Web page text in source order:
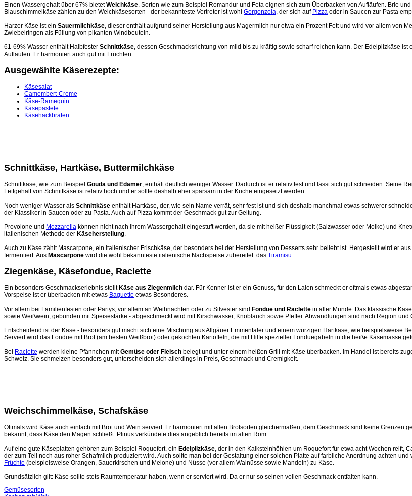
Einen Wassergehalt über 67% bietetWeichkäse. Sorten wie zum Beispiel Romandur und Feta eignen sich zum Überbacken von Aufläufen. Brie
Blauschimmelkäse zählen zu den Weichkäsesorten - der bekannteste Vertreter ist wohl Gorgonzola, der sich auf Pizza oder in Saucen zur Pasta
Harzer Käse ist ein Sauermilchkäse, dieser enthält aufgrund seiner Herstellung aus Magermilch nur etwa ein Prozent Fett und wird vor allem von
Zwiebelringen als Füllung von pikanten Windbeuteln.
61-69% Wasser enthält Halbfester Schnittkäse, dessen Geschmacksrichtung von mild bis zu kräftig sowie scharf reichen kann. Der Edelpilzkäse
Aufläufen. Er harmoniert auch gut mit Früchten.
Ausgewählte Käserezepte:
Käsesalat
Camembert-Creme
Käse-Ramequin
Käsepastete
Käsehackbraten
Schnittkäse, Hartkäse, Buttermilchkäse
Schnittkäse, wie zum Beispiel Gouda und Edamer , enthält deutlich weniger Wasser. Dadurch ist er relativ fest und lässt sich gut schneiden. Seine
Fettgehalt von Schnittkäse ist relativ hoch und er sollte deshalb eher sparsam in der Küche eingesetzt werden.
Noch weniger Wasser als Schnittkäse enthält Hartkäse, der, wie sein Name verrät, sehr fest ist und sich deshalb manchmal etwas schwerer
der Klassiker in Saucen oder zu Pasta. Auch auf Pizza kommt der Geschmack gut zur Geltung.
Provolone und Mozzarella können nicht nach ihrem Wassergehalt eingestuft werden, da sie mit heißer Flüssigkeit (Salzwasser oder Molke) und
italienischen Methode der Käseherstellung
Auch zu Käse zählt Mascarpone, ein italienischer Frischkäse, der besonders bei der Herstellung von Desserts sehr beliebt ist. Hergestellt wird er
fermentiert. Aus Mascarpone wird die wohl bekannteste italienische Nachspeise zubereitet: das Tiramisu
Ziegenkäse, Käsefondue, Raclette
Ein besonders Geschmackserlebnis stelltKäse aus Ziegenmilch dar. Für Kenner ist er ein Genuss, für den Laien schmeckt er oftmals etwas
Vorspeise ist er überbacken mit etwas Baguette etwas Besonderes.
Vor allem bei Familienfesten oder Partys, vor allem an Weihnachten oder zu Silvester sind Fondue und Raclette in aller Munde. Das klassische
sowie Weißwein, gebunden mit Speisestärke - abgeschmeckt wird mit Kirschwasser, Knoblauch sowie Pfeffer. Abwandlungen sind nach Region und
Entscheidend ist der Käse - besonders gut macht sich eine Mischung aus Allgäuer Emmentaler und einem würzigen Hartkäse, wie beispielsweise
Serviert wird das Fondue mit Brot (am besten Weißbrot) oder gekochten Kartoffeln, die mit Hilfe spezieller Fonduegabeln in die heiße Käsemasse
Bei Raclette werden kleine Pfännchen mitGemüse oder Fleisch belegt und unter einem heißen Grill mit Käse überbacken. Im Handel ist bereits
Schweiz. Sie schmelzen besonders gut, unterscheiden sich allerdings in Preis, Geschmack und Cremigkeit.
Weichschimmelkäse, Schafskäse
Oftmals wird Käse auch einfach mit Brot und Wein serviert. Er harmoniert mit allen Brotsorten gleichermaßen, dem Geschmack sind keine Grenzen
bekannt, dass Käse den Magen schließt. Plinus verkündete dies angeblich bereits im alten Rom.
Auf eine gute Käseplatten gehören zum Beispiel Roquefort, ein Edelpilzkäse, der in den Kalksteinhöhlen um Roquefort für etwa acht Wochen reift,
der zum Teil noch aus roher Schafmilch produziert wird. Auch sollte man bei der Gestaltung einer solchen Platte auf farbliche Anordnung achten
Früchte (beispielsweise Orangen, Sauerkirschen und Melone) und Nüsse (vor allem Walnüsse sowie Mandeln) zu Käse.
Grundsätzlich gilt: Käse sollte stets Raumtemperatur haben, wenn er serviert wird. Da er nur so seinen vollen Geschmack entfalten kann.
Gemüsesorten